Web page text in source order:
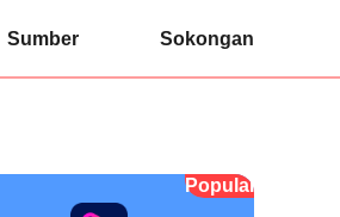
Sumber Sokongan
Popular